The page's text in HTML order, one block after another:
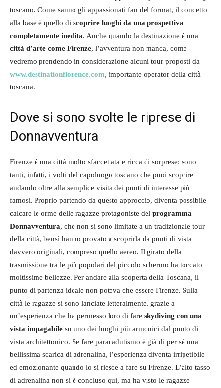
toscano. Come sanno gli appassionati fan del format, il concetto
alla base è quello di scoprire luoghi da una prospettiva
completamente inedita. Anche quando la destinazione è una
città d’arte come Firenze, l’avventura non manca, come
vedremo prendendo in considerazione alcuni tour proposti da
www.destinationflorence.com, importante operator della città
toscana.
Dove si sono svolte le riprese di
Donnavventura
Firenze è una città molto sfaccettata e ricca di sorprese: sono
tanti, infatti, i volti del capoluogo toscano che puoi scoprire
andando oltre alla semplice visita dei punti di interesse più
famosi. Proprio partendo da questo approccio, diventa possibile
calcare le orme delle ragazze protagoniste del programma
Donnavventura, che non si sono limitate a un tradizionale tour
della città, bensì hanno provato a scoprirla da punti di vista
davvero originali, compreso quello aereo. Il girato della
trasmissione tra le più popolari del piccolo schermo ha toccato
moltissime bellezze. Per andare alla scoperta della Toscana, il
punto di partenza ideale non poteva che essere Firenze. Sulla
città le ragazze si sono lanciate letteralmente, grazie a
un’esperienza che ha permesso loro di fare skydiving con una
vista impagabile su uno dei luoghi più armonici dal punto di
vista architettonico. Se fare paracadutismo è già di per sé una
bellissima scarica di adrenalina, l’esperienza diventa irripetibile
ed emozionante quando lo si riesce a fare su Firenze. L’alto tasso
di adrenalina non si è concluso qui, ma ha visto le ragazze